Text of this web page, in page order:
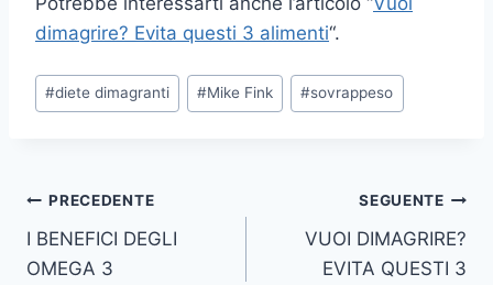
dimagrire? Evita questi 3 alimenti“.
Tag
articolo:
#diete dimagranti #Mike Fink #sovrappeso
Navigazione
articoli
PRECEDENTE
I BENEFICI DEGLI
OMEGA 3
SEGUENTE
VUOI DIMAGRIRE?
EVITA QUESTI 3